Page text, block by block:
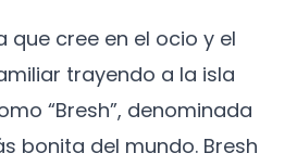
que cree en el ocio y el
trayendo a la isla
“Bresh”, denominada
bonita del mundo. Bresh